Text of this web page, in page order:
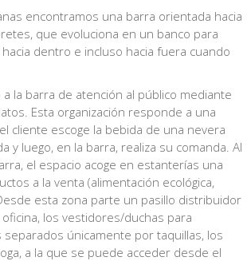
encontramos una barra orientada hacia
que evoluciona en un banco para
dentro e incluso hacia fuera cuando
a la barra de atención al público mediante
Esta organización responde a una
cliente escoge la bebida de una nevera
y luego, en la barra, realiza su comanda. Al
el espacio acoge en estanterías una
a la venta (alimentación ecológica,
esta zona parte un pasillo distribuidor
los vestidores/duchas para
únicamente por taquillas, los
a la que se puede acceder desde el